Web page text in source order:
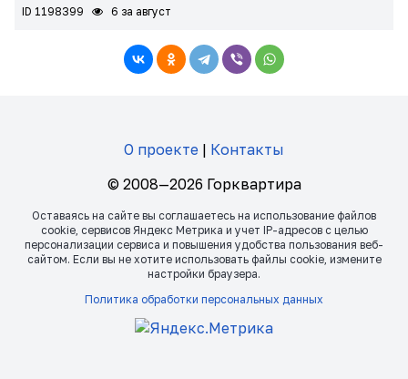
ID 1198399 6 за август
О проекте | Контакты
© 2008—2026 Горквартира
Оставаясь на сайте вы соглашаетесь на использование файлов
сookie, сервисов Яндекс Метрика и учет IP-адресов с целью
персонализации сервиса и повышения удобства пользования веб-
сайтом. Если вы не хотите использовать файлы сookie, измените
настройки браузера.
Политика обработки персональных данных